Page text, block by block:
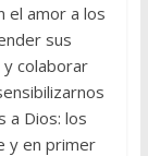
el amor a los
sus
colaborar
a Dios: los
y en primer